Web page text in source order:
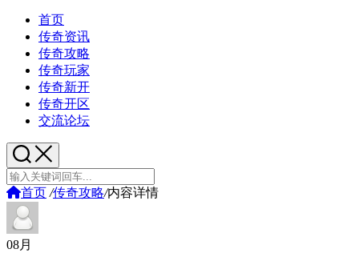
首页
传奇资讯
传奇攻略
传奇玩家
传奇新开
传奇开区
交流论坛
首页 /传奇攻略/内容详情
08月